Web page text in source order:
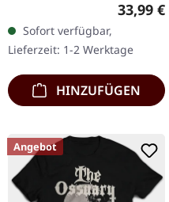
Jubiläumsedition zum
40jährigen auf
hellgrauem Doppel-Vinyl
mit Bonus im…
33,99 €
Sofort verfügbar,
Lieferzeit: 1-2 Werktage
HINZUFÜGEN
Angebot